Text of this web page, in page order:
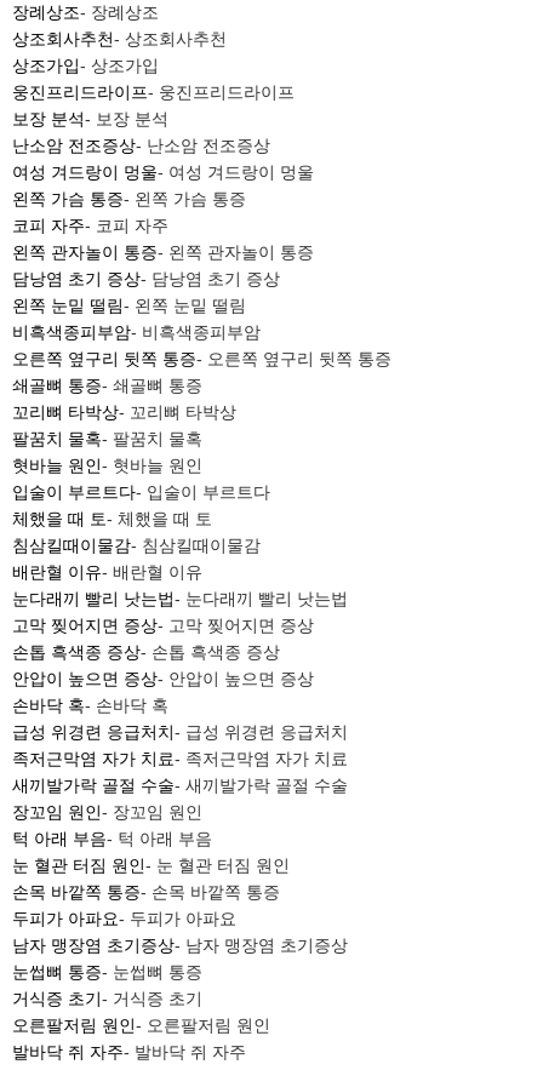
장례상조- 장례상조
상조회사추천- 상조회사추천
상조가입- 상조가입
웅진프리드라이프- 웅진프리드라이프
보장 분석- 보장 분석
난소암 전조증상- 난소암 전조증상
여성 겨드랑이 멍울- 여성 겨드랑이 멍울
왼쪽 가슴 통증- 왼쪽 가슴 통증
코피 자주- 코피 자주
왼쪽 관자놀이 통증- 왼쪽 관자놀이 통증
담낭염 초기 증상- 담낭염 초기 증상
왼쪽 눈밑 떨림- 왼쪽 눈밑 떨림
비흑색종피부암- 비흑색종피부암
오른쪽 옆구리 뒷쪽 통증- 오른쪽 옆구리 뒷쪽 통증
쇄골뼈 통증- 쇄골뼈 통증
꼬리뼈 타박상- 꼬리뼈 타박상
팔꿈치 물혹- 팔꿈치 물혹
혓바늘 원인- 혓바늘 원인
입술이 부르트다- 입술이 부르트다
체했을 때 토- 체했을 때 토
침삼킬때이물감- 침삼킬때이물감
배란혈 이유- 배란혈 이유
눈다래끼 빨리 낫는법- 눈다래끼 빨리 낫는법
고막 찢어지면 증상- 고막 찢어지면 증상
손톱 흑색종 증상- 손톱 흑색종 증상
안압이 높으면 증상- 안압이 높으면 증상
손바닥 혹- 손바닥 혹
급성 위경련 응급처치- 급성 위경련 응급처치
족저근막염 자가 치료- 족저근막염 자가 치료
새끼발가락 골절 수술- 새끼발가락 골절 수술
장꼬임 원인- 장꼬임 원인
턱 아래 부음- 턱 아래 부음
눈 혈관 터짐 원인- 눈 혈관 터짐 원인
손목 바깥쪽 통증- 손목 바깥쪽 통증
두피가 아파요- 두피가 아파요
남자 맹장염 초기증상- 남자 맹장염 초기증상
눈썹뼈 통증- 눈썹뼈 통증
거식증 초기- 거식증 초기
오른팔저림 원인- 오른팔저림 원인
발바닥 쥐 자주- 발바닥 쥐 자주